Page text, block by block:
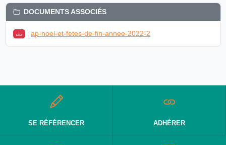
DOCUMENTS ASSOCIÉS
ap-noel-et-fetes-de-fin-annee-2022-2
SE RÉFÉRENCER ADHÉRER